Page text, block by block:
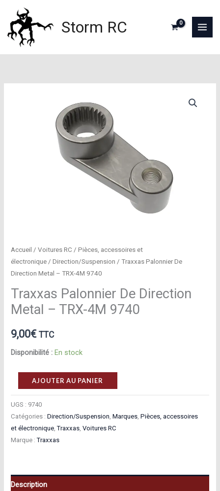
contenu
Storm RC
Accueil /Voitures RC /Pièces, accessoires et
électronique /Direction/Suspension / Traxxas Palonnier De
Direction Metal – TRX-4M 9740
Traxxas Palonnier De Direction
Metal – TRX-4M 9740
9,00€ TTC
Disponibilité : En stock
quantité
de
Traxxas
Palonnier
De
Direction
TRX-
AJOUTER AU PANIER
UGS : 9740
Catégories :Direction/Suspension ,Marques ,Pièces, accessoires
et électronique ,Traxxas ,Voitures RC
Marque :Traxxas
Description